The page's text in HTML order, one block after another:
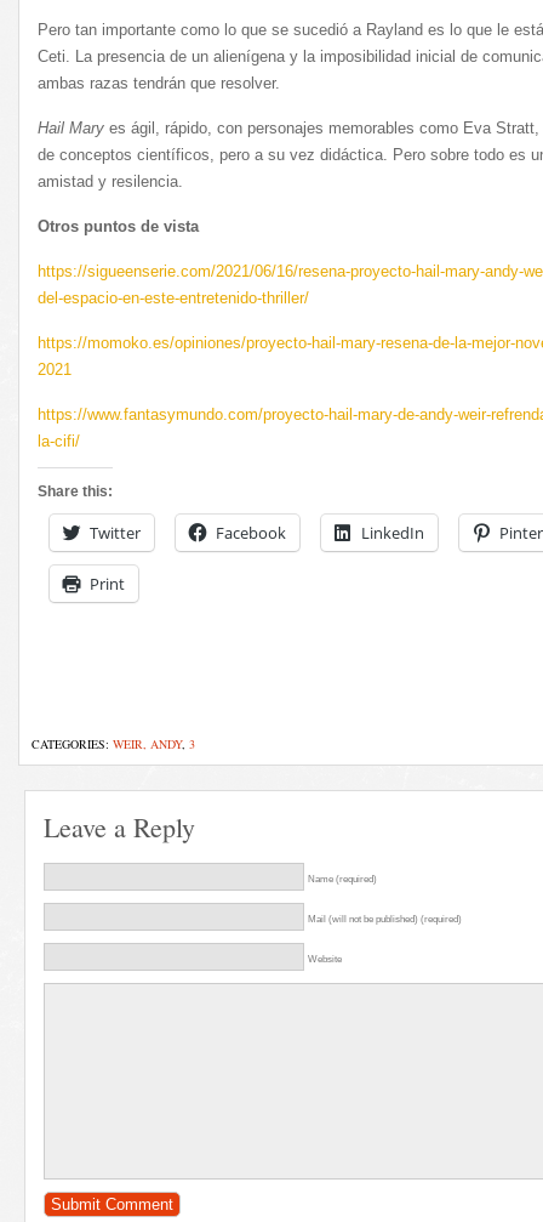
Pero tan importante como lo que se sucedió a Rayland es lo que le
Ceti. La presencia de un alienígena y la imposibilidad inicial de
ambas razas tendrán que resolver.
Hail Mary es ágil, rápido, con personajes memorables como Eva
de conceptos científicos, pero a su vez didáctica. Pero sobre todo es
amistad y resilencia.
Otros puntos de vista
https://sigueenserie.com/2021/06/16/resena-proyecto-hail-mary-andy-
del-espacio-en-este-entretenido-thriller/
https://momoko.es/opiniones/proyecto-hail-mary-resena-de-la-mejor-
2021
https://www.fantasymundo.com/proyecto-hail-mary-de-andy-weir-
la-cifi/
Share this:
Twitter Facebook LinkedIn
Print
CATEGORIES: WEIR, ANDY, 3
Leave a Reply
Name (required)
Mail (will not be published) (required)
Website